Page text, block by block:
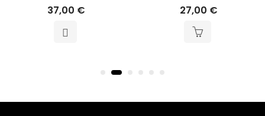
37,00 € 27,00 €